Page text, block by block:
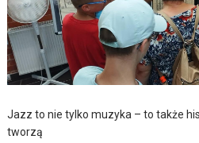
Jazz to nie tylko muzyka – to także
tworzą